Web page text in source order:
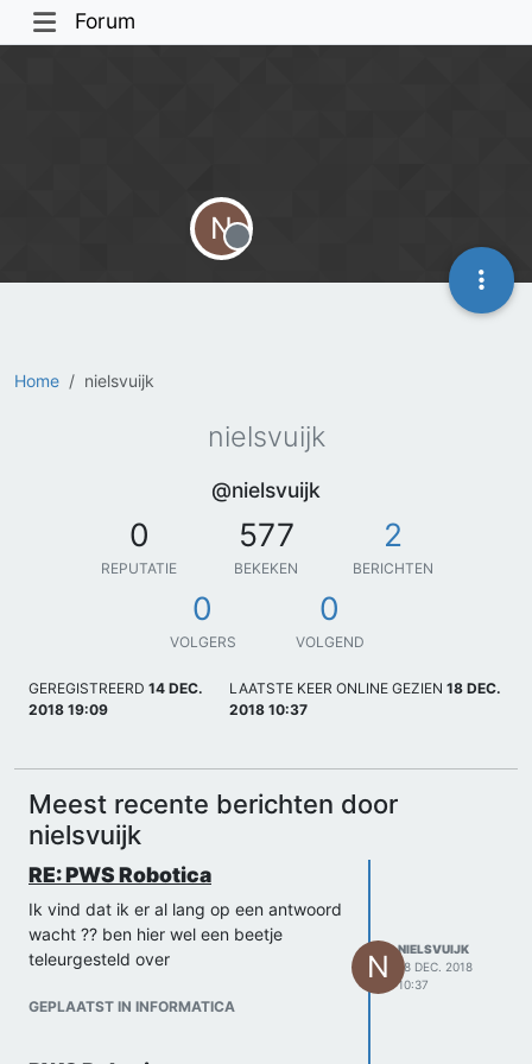
Forum
Home nielsvuijk
N
Offline
nielsvuijk
@nielsvuijk
0
REPUTATIE
577
BEKEKEN
2
BERICHTEN
0
VOLGERS
0
VOLGEND
GEREGISTREERD 14 DEC.
2018 19:09
LAATSTE KEER ONLINE GEZIEN 18 DEC.
2018 10:37
Meest recente berichten door
nielsvuijk
RE: PWS Robotica
Ik vind dat ik er al lang op een antwoord
wacht ?? ben hier wel een beetje
teleurgesteld over
GEPLAATST IN INFORMATICA
N
NIELSVUIJK
18 DEC. 2018
10:37